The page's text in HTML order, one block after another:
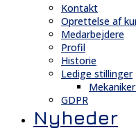
Kontakt
Oprettelse af
Medarbejdere
Profil
Historie
Ledige stillinger
GDPR
Nyheder